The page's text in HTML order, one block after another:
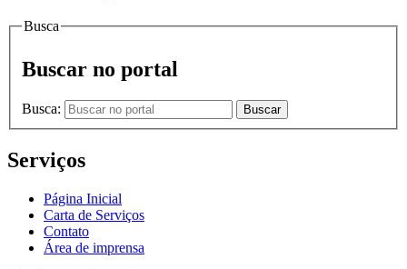
Busca
Buscar no portal
Busca: Buscar
Serviços
Página Inicial
Carta de Serviços
Contato
Área de imprensa